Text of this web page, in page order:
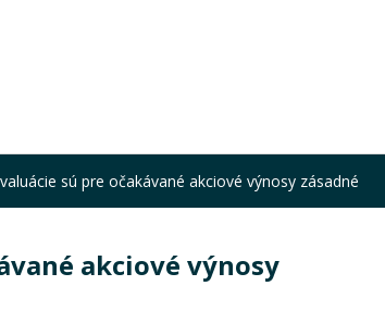
sú pre očakávané akciové výnosy zásadné
akciové výnosy